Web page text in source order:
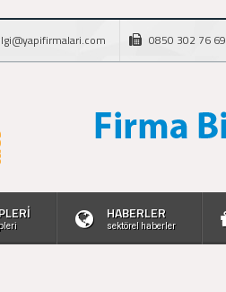
0850 302 76 69
HABERLER
sektörel haberler